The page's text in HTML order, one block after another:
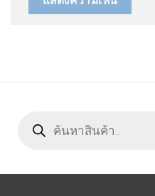
search